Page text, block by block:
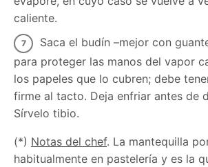
caliente.
Saca el budín –mejor con
para proteger las manos del vapor
los papeles que lo cubren; debe
firme al tacto. Deja enfriar antes de
Sírvelo tibio.
(*) Notas del chef. La mantequilla
habitualmente en pastelería y es la